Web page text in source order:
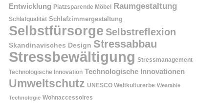
Entwicklung Platzsparende Möbel Raumgestaltung
Schlafqualität Schlafzimmergestaltung
Selbstfürsorge Selbstreflexion
Skandinavisches Design Stressabbau
Stressbewältigung Stressmanagement
Technologische Innovation Technologische Innovationen
Umweltschutz UNESCO Weltkulturerbe Wearable
Technologie Wohnaccessoires